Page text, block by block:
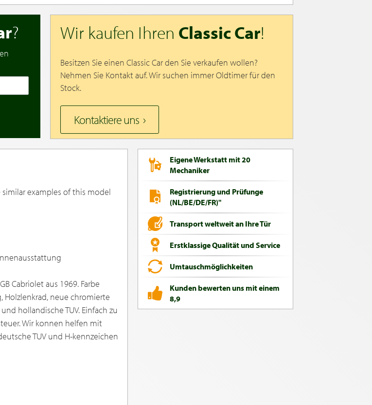
? Wir kaufen Ihren Classic Car!
Besitzen Sie einen Classic Car den Sie verkaufen wollen?
Nehmen Sie Kontakt auf. Wir suchen immer Oldtimer für den
Stock.
Kontaktiere uns
examples of this model
Cabriolet aus 1969. Farbe
Holzlenkrad, neue chromierte
hollandische TUV. Einfach zu
Wir konnen helfen mit
TUV und H-kennzeichen
Eigene Werkstatt mit 20
Mechaniker
Registrierung und Prüfunge
(NL/BE/DE/FR)"
Transport weltweit an Ihre Tür
Erstklassige Qualität und Service
Umtauschmöglichkeiten
Kunden bewerten uns mit einem
8,9